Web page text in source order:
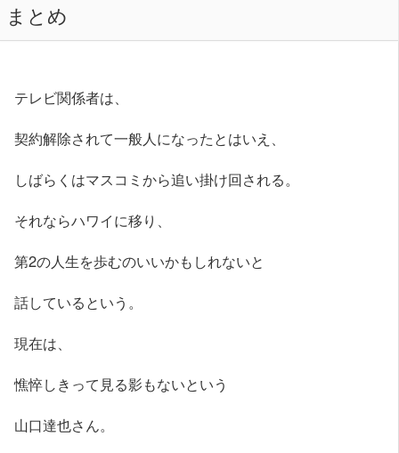
まとめ
テレビ関係者は、
契約解除されて一般人になったとはいえ、
しばらくはマスコミから追い掛け回される。
それならハワイに移り、
第2の人生を歩むのいいかもしれないと
話しているという。
現在は、
憔悴しきって見る影もないという
山口達也さん。